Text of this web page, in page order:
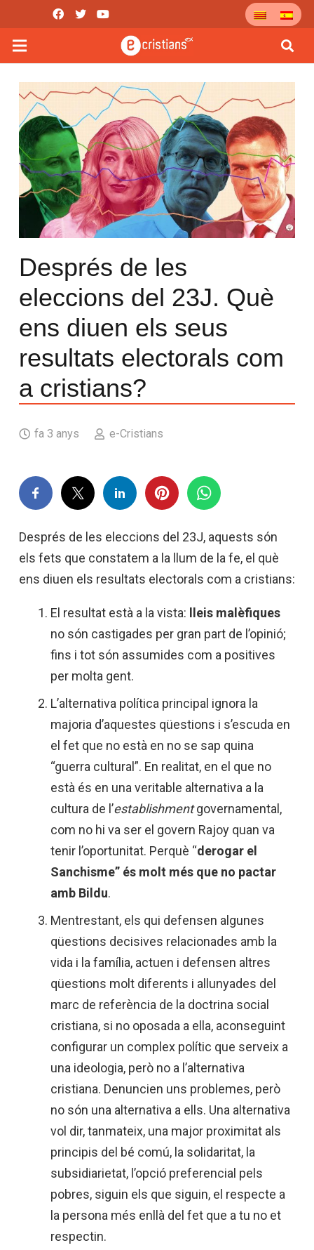
Després de les
eleccions del 23J. Què
ens diuen els seus
resultats electorals com
a cristians?
fa 3 anys e-Cristians
Després de les eleccions del 23J, aquests són
els fets que constatem a la llum de la fe, el què
ens diuen els resultats electorals com a cristians:
El resultat està a la vista:
lleis malèfiques
no són castigades per gran part de l’opinió;
fins i tot són assumides com a positives
per molta gent.
L’alternativa política principal ignora la
majoria d’aquestes qüestions i s’escuda en
el fet que no està en no se sap quina
“guerra cultural”. En realitat, en el que no
està és en una veritable alternativa a la
cultura de l’establishmentgovernamental,
com no hi va ser el govern Rajoy quan va
tenir l’oportunitat. Perquè “derogar el
Sanchisme” és molt més que no pactar
amb Bildu.
Mentrestant, els qui defensen algunes
qüestions decisives relacionades amb la
vida i la família, actuen i defensen altres
qüestions molt diferents i allunyades del
marc de referència de la doctrina social
cristiana, si no oposada a ella, aconseguint
configurar un complex polític que serveix a
una ideologia, però no a l’alternativa
cristiana. Denuncien uns problemes, però
no són una alternativa a ells. Una alternativa
vol dir, tanmateix, una major proximitat als
principis del bé comú, la solidaritat, la
subsidiarietat, l’opció preferencial pels
pobres, siguin els que siguin, el respecte a
la persona més enllà del fet que a tu no et
respectin.